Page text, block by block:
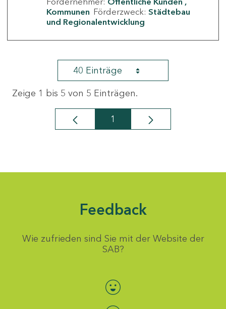
Kommunen Förderzweck: Städtebau
und Regionalentwicklung
40 Einträge
Zeige 1 bis 5 von 5 Einträgen.
Seite
1
Feedback
Wie zufrieden sind Sie mit der Website der
SAB?
Bewertung auswählen